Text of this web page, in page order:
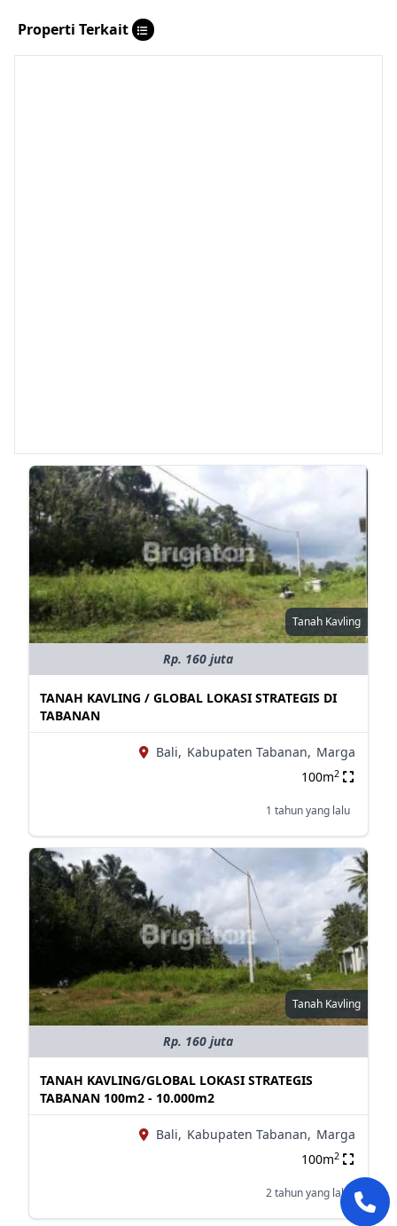
Properti Terkait
Tanah Kavling
Rp. 160 juta
TANAH KAVLING / GLOBAL LOKASI STRATEGIS DI
TABANAN
Bali, Kabupaten Tabanan, Marga
100m2
1 tahun yang lalu
Tanah Kavling
Rp. 160 juta
TANAH KAVLING/GLOBAL LOKASI STRATEGIS
TABANAN 100m2 - 10.000m2
Bali, Kabupaten Tabanan, Marga
100m2
2 tahun yang lalu